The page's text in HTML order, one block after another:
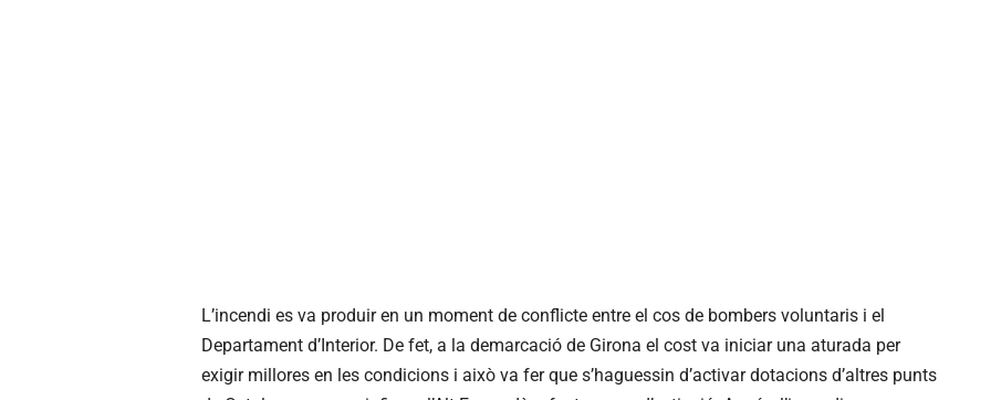
L’incendi es va produir en un moment de conflicte entre el cos de bombers voluntaris i el
Departament d’Interior. De fet, a la demarcació de Girona el cost va iniciar una aturada per
exigir millores en les condicions i això va fer que s’haguessin d’activar dotacions d’altres punts